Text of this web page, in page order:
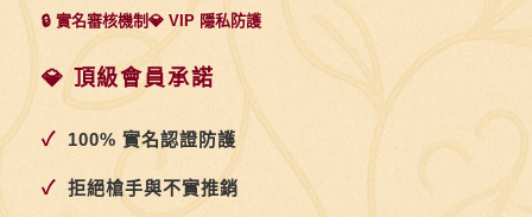
🔒 實名審核機制💎 VIP 隱私防護
💎 頂級會員承諾
✓ 100% 實名認證防護
✓ 拒絕槍手與不實推銷